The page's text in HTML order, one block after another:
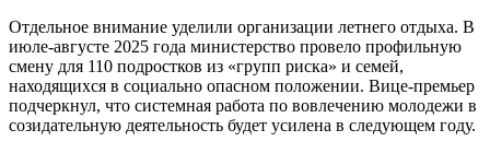
Отдельное внимание уделили организации летнего отдыха. В
июле-августе 2025 года министерство провело профильную
смену для 110 подростков из «групп риска» и семей,
находящихся в социально опасном положении. Вице-премьер
подчеркнул, что системная работа по вовлечению молодежи в
созидательную деятельность будет усилена в следующем году.